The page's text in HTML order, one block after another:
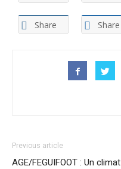
Share Share
Previous article
AGE/FEGUIFOOT : Un climat